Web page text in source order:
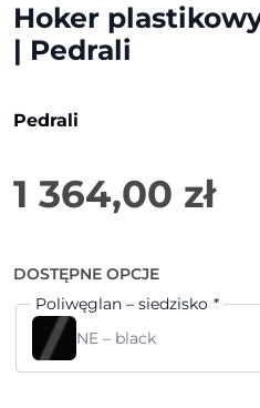
Hoker
| Pedrali
Pedrali
1 364,00 zł
DOSTĘPNE OPCJE
Poliwęglan – siedzisko *
NE – black